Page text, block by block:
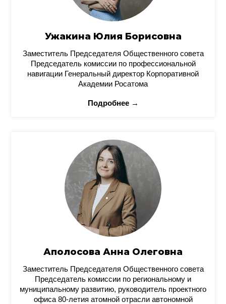
Ужакина Юлия Борисовна
Заместитель Председателя Общественного совета
Председатель комиссии по профессиональной
навигации Генеральный директор Корпоративной
Академии Росатома
Подробнее →
Аполосова Анна Олеговна
Заместитель Председателя Общественного совета
Председатель комиссии по региональному и
муниципальному развитию, руководитель проектного
офиса 80-летия атомной отрасли автономной